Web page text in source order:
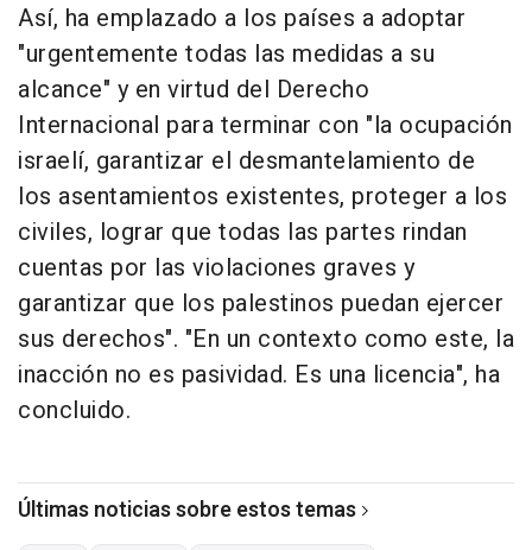
Así, ha emplazado a los países a adoptar
"urgentemente todas las medidas a su
alcance" y en virtud del Derecho
Internacional para terminar con "la ocupación
israelí, garantizar el desmantelamiento de
los asentamientos existentes, proteger a los
civiles, lograr que todas las partes rindan
cuentas por las violaciones graves y
garantizar que los palestinos puedan ejercer
sus derechos". "En un contexto como este, la
inacción no es pasividad. Es una licencia", ha
concluido.
Últimas noticias sobre estos temas